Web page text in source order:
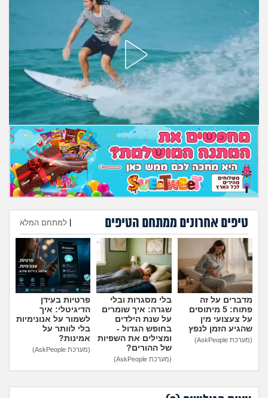
גאווה
טיפים אחרונים ממתחם הטיפים למתחם המלא
הוספת טיפ
מדברים על זה
פתוח: 5 מיתוסים
על צעצועי מין
שהגיע הזמן לנפץ
(מערכת AskPeople)
בלי מסגרות ובלי
שגרה: איך שומרים
על שנת הילדים
בחופש הגדול -
ומצילים את השפיות
של ההורים?
(מערכת AskPeople)
פרטיות בעידן
הדיגיטלי: איך
לשמור על אנונימיות
בלי לוותר על
אמינות?
(מערכת AskPeople)